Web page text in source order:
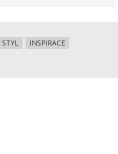
STYL
INSPIRACE